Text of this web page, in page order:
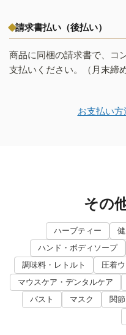
請求書払い（後払い）
商品に同梱の請求書で、コ
支払いください。（月末締
お支払い
その
ハーブティー
ハンド・ボディソープ
調味料・レトルト
圧着
マウスケア・デンタルケア
バスト
マスク 関